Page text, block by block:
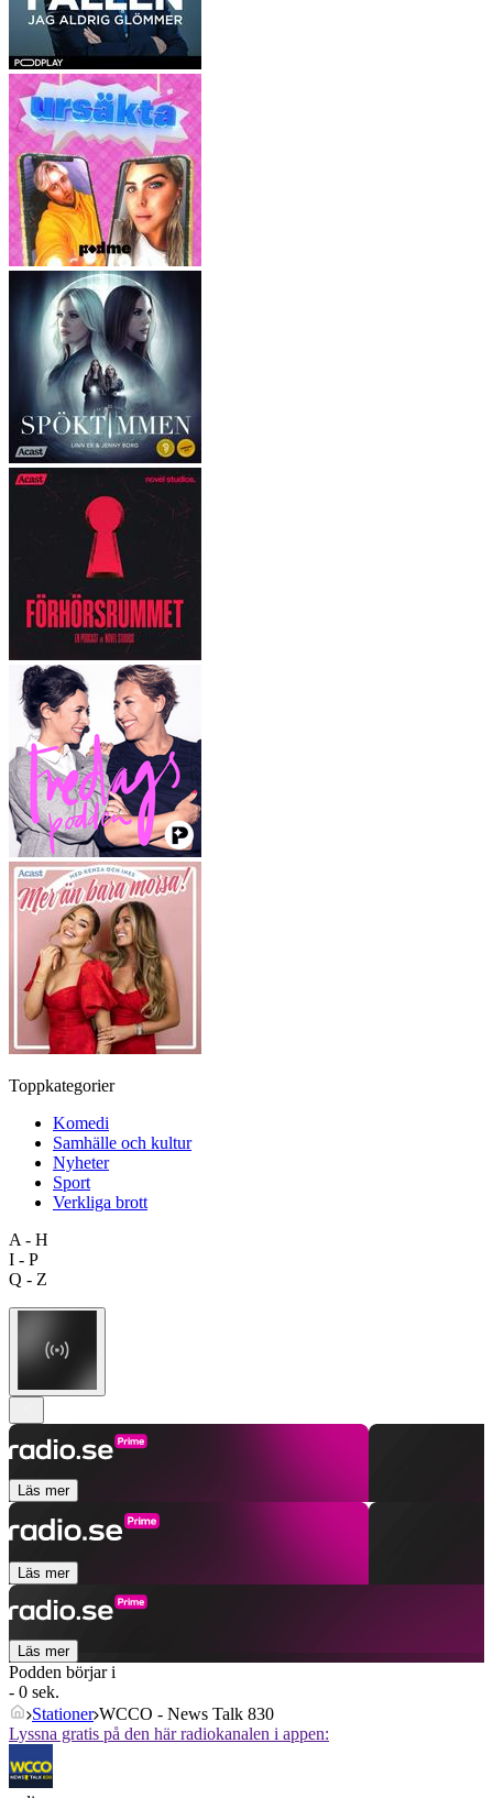
Toppkategorier
Komedi
Samhälle och kultur
Nyheter
Sport
Verkliga brott
A - H
I - P
Q - Z
Läs mer
Läs mer
Läs mer
Podden börjar i
- 0 sek.
Stationer WCCO - News Talk 830
Lyssna gratis på den här radiokanalen i appen: